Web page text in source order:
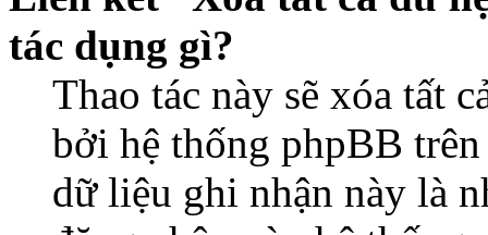
tác dụng gì?
Thao tác này sẽ xóa tất
bởi hệ thống phpBB
dữ liệu ghi nhận này là